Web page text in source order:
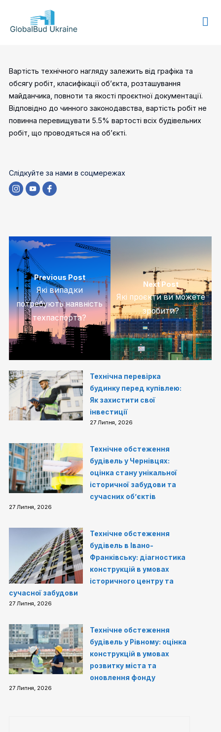
GLOBALBUD
Вартість технічного нагляду залежить від графіка та
обсягу робіт, класифікації об’єкта, розташування
майданчика, повноти та якості проєктної документації.
Відповідно до чинного законодавства, вартість робіт не
повинна перевищувати 5.5% вартості всіх будівельних
робіт, що проводяться на об’єкті.
Слідкуйте за нами в соцмережах
Previous Post
Які випадки
потребують наявність
техпаспорта?
Next Post
Які проєкти ви можете
зробити?
Технічна перевірка
будинку перед купівлею:
Як захистити свої
інвестиції
27 Липня, 2026
Технічне обстеження
будівель у Чернівцях:
оцінка стану унікальної
історичної забудови та
сучасних об’єктів
27 Липня, 2026
Технічне обстеження
будівель в Івано-
Франківську: діагностика
конструкцій в умовах
історичного центру та
сучасної забудови
27 Липня, 2026
Технічне обстеження
будівель у Рівному: оцінка
конструкцій в умовах
розвитку міста та
оновлення фонду
27 Липня, 2026